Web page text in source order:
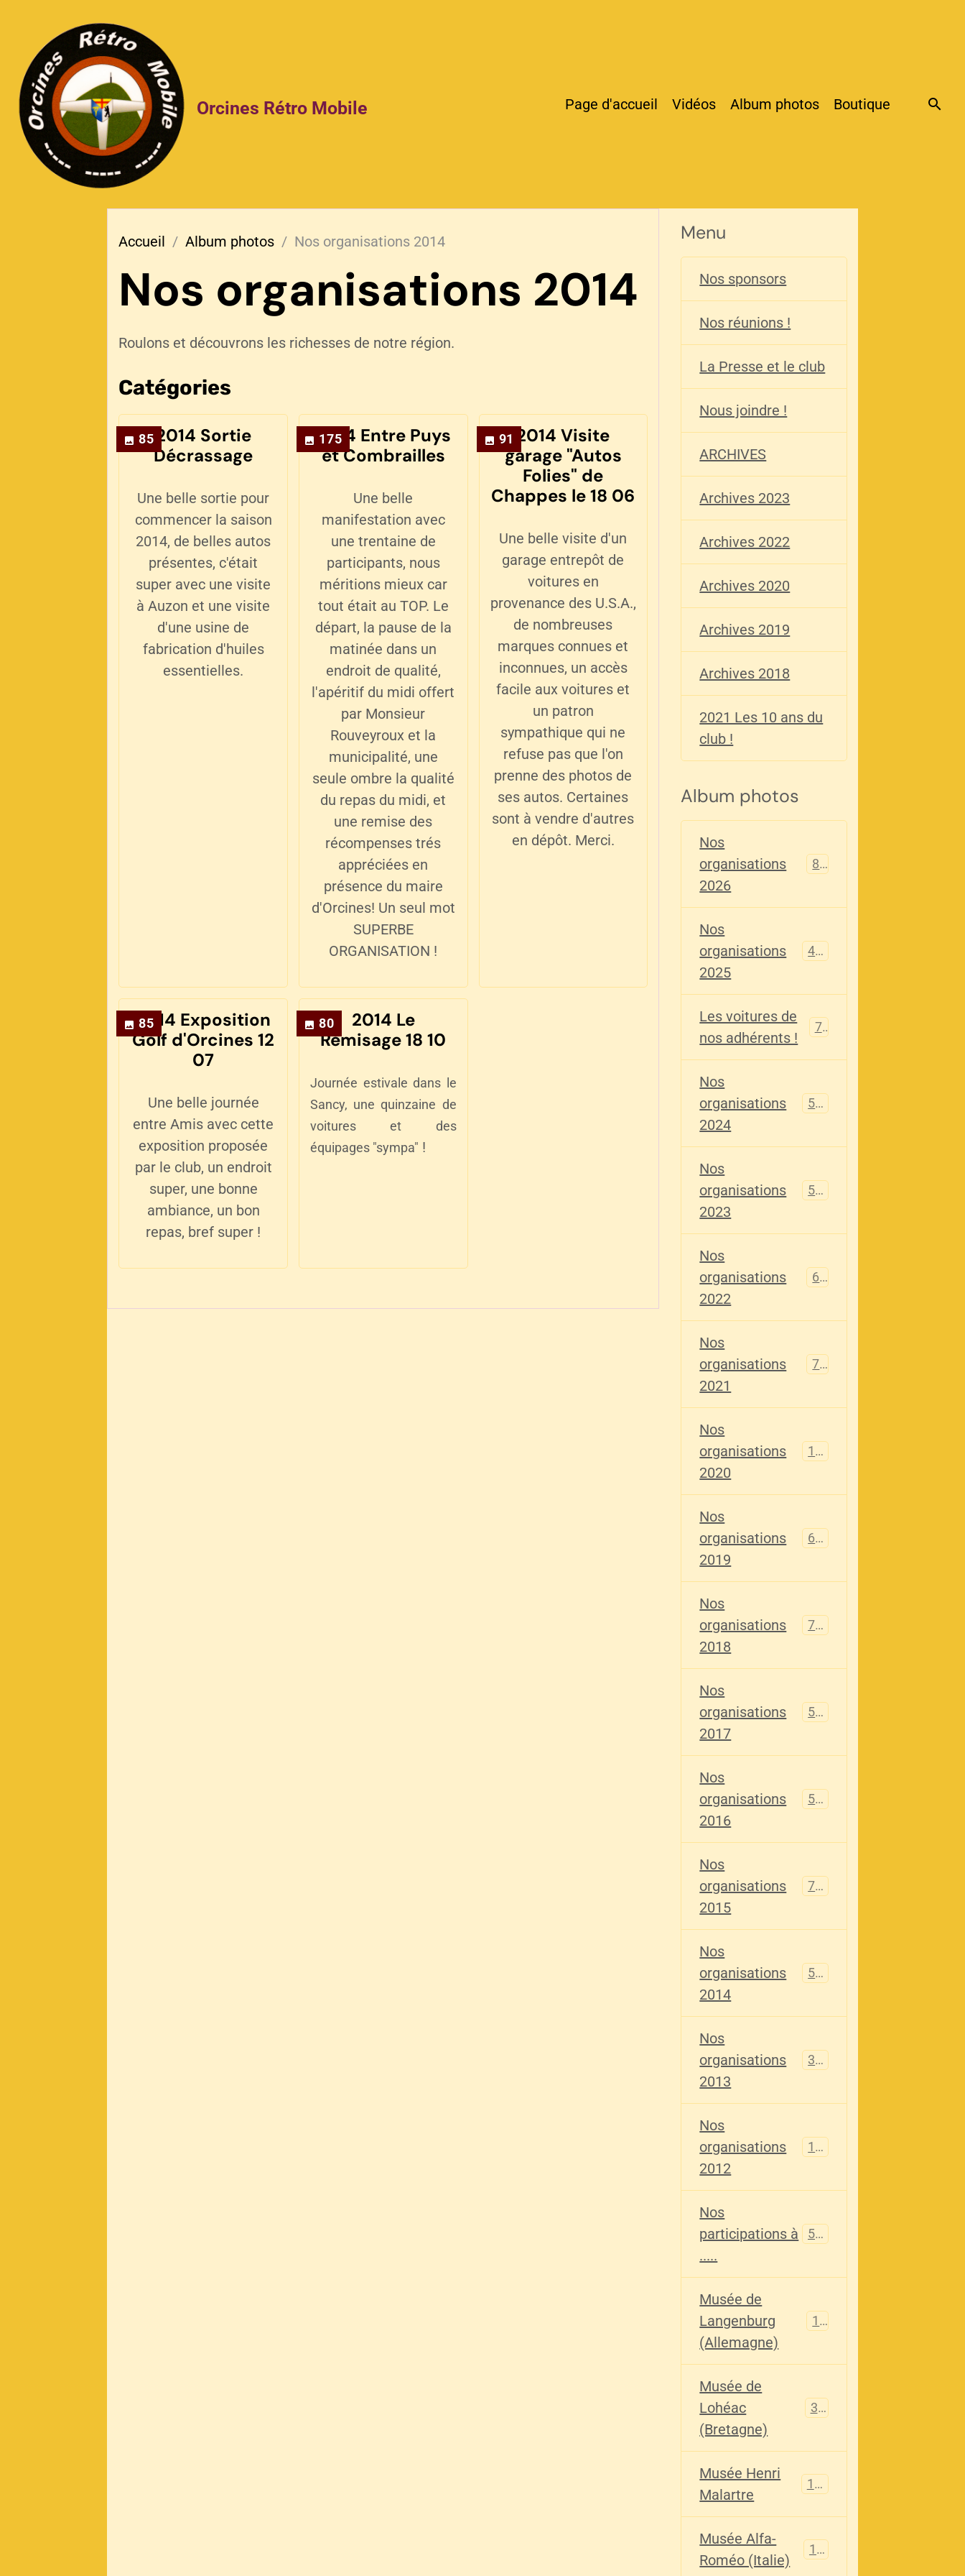
Orcines Rétro Mobile Page d'accueil Vidéos Album photos Boutique
Accueil Album photos Nos organisations 2014
Nos organisations 2014
Roulons et découvrons les richesses de notre région.
Catégories
85 2014 Sortie
Décrassage
Une belle sortie pour
commencer la saison
2014, de belles autos
présentes, c'était
super avec une visite
à Auzon et une visite
d'une usine de
fabrication d'huiles
essentielles.
175
2014 Entre Puys
et Combrailles
Une belle
manifestation avec
une trentaine de
participants, nous
méritions mieux car
tout était au TOP. Le
départ, la pause de la
matinée dans un
endroit de qualité,
l'apéritif du midi offert
par Monsieur
Rouveyroux et la
municipalité, une
seule ombre la qualité
du repas du midi, et
une remise des
récompenses trés
appréciées en
présence du maire
d'Orcines! Un seul mot
SUPERBE
ORGANISATION !
91
2014 Visite
garage "Autos
Folies" de
Chappes le 18 06
Une belle visite d'un
garage entrepôt de
voitures en
provenance des U.S.A.,
de nombreuses
marques connues et
inconnues, un accès
facile aux voitures et
un patron
sympathique qui ne
refuse pas que l'on
prenne des photos de
ses autos. Certaines
sont à vendre d'autres
en dépôt. Merci.
85
2014 Exposition
Golf d'Orcines 12
07
Une belle journée
entre Amis avec cette
exposition proposée
par le club, un endroit
super, une bonne
ambiance, un bon
repas, bref super !
80
2014 Le
Remisage 18 10
Journée estivale dans le
Sancy, une quinzaine de
voitures et des
équipages "sympa" !
Menu
Nos sponsors
Nos réunions !
La Presse et le club
Nous joindre !
ARCHIVES
Archives 2023
Archives 2022
Archives 2020
Archives 2019
Archives 2018
2021 Les 10 ans du
club !
Album photos
Nos
organisations
2026
82
Nos
organisations
2025
405
Les voitures de
nos adhérents !
73
Nos
organisations
2024
587
Nos
organisations
2023
567
Nos
organisations
2022
61
Nos
organisations
2021
79
Nos
organisations
2020
121
Nos
organisations
2019
696
Nos
organisations
2018
741
Nos
organisations
2017
555
Nos
organisations
2016
520
Nos
organisations
2015
776
Nos
organisations
2014
516
Nos
organisations
2013
344
Nos
organisations
2012
155
Nos
participations à
.....
563
Musée de
Langenburg
(Allemagne)
113
Musée de
Lohéac
(Bretagne)
321
Musée Henri
Malartre
136
Musée Alfa-
Roméo (Italie)
107